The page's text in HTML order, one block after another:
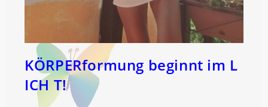
KÖRPERformung beginnt im L
ICH T!